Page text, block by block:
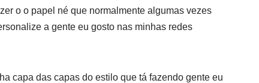
o o papel né que normalmente algumas vezes
a gente eu gosto nas minhas redes
capa das capas do estilo que tá fazendo gente eu